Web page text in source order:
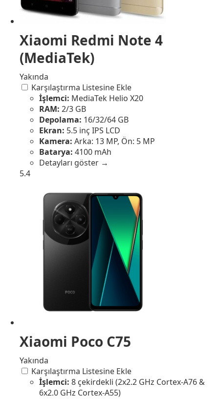
Xiaomi Redmi Note 4
(MediaTek)
Yakında
Karşılaştırma Listesine Ekle
İşlemci: MediaTek Helio X20
RAM: 2/3 GB
Depolama: 16/32/64 GB
Ekran: 5.5 inç IPS LCD
Kamera: Arka: 13 MP, Ön: 5 MP
Batarya: 4100 mAh
Detayları göster →
5.4
Xiaomi Poco C75
Yakında
Karşılaştırma Listesine Ekle
İşlemci: 8 çekirdekli (2x2.2 GHz Cortex-A76 &
6x2.0 GHz Cortex-A55)